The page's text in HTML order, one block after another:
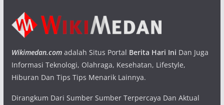
Wikimedan.comadalah Situs Portal Berita Hari Ini Dan Juga
Informasi Teknologi, Olahraga, Kesehatan, Lifestyle,
Hiburan Dan Tips Tips Menarik Lainnya.
Dirangkum Dari Sumber Sumber Terpercaya Dan Aktual